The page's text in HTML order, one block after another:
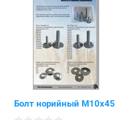
Болт норийный М10х45